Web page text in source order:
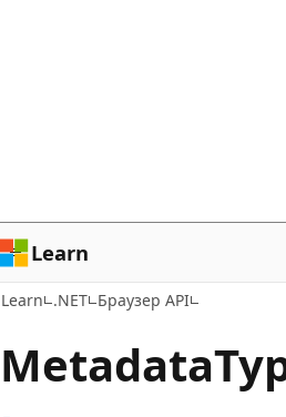
Learn
Learn .NET Браузер API
Metadata